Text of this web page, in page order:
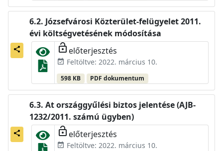
share
Józsefvárosi Közterület-felügyelet 2011.
évi költségvetésének módosítása
lock_open előterjesztés
event_available Feltöltve: 2022. március 10.
598 KB PDF dokumentum
share
At országgyűlési biztos jelentése (AJB-
1232/2011. számú ügyben)
lock_open előterjesztés
event_available Feltöltve: 2022. március 10.